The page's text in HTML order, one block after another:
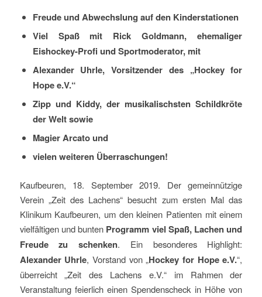
Freude und Abwechslung auf den Kinderstationen
Viel Spaß mit Rick Goldmann, ehemaliger
Eishockey-Profi und Sportmoderator, mit
Alexander Uhrle, Vorsitzender des „Hockey for
Hope e.V.“
Zipp und Kiddy, der musikalischsten Schildkröte
der Welt sowie
Magier Arcato und
vielen weiteren Überraschungen!
Kaufbeuren, 18. September 2019. Der gemeinnützige
Verein „Zeit des Lachens“ besucht zum ersten Mal das
Klinikum Kaufbeuren, um den kleinen Patienten mit einem
vielfältigen und bunten Programm viel Spaß, Lachen und
Freude zu schenken. Ein besonderes Highlight:
Alexander Uhrle, Vorstand von „Hockey for Hope e.V.“,
überreicht „Zeit des Lachens e.V.“ im Rahmen der
Veranstaltung feierlich einen Spendenscheck in Höhe von